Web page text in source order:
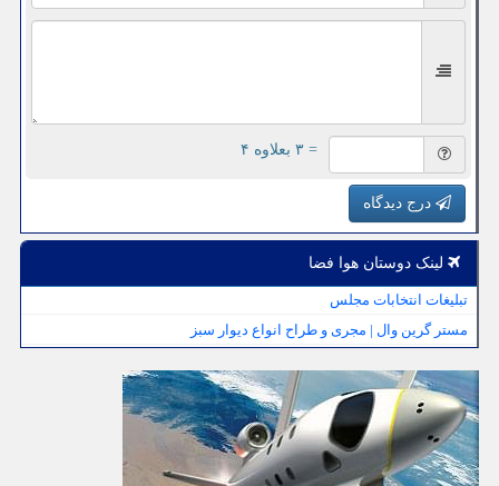
= ۳ بعلاوه ۴
درج دیدگاه
لینک دوستان هوا فضا
تبلیغات انتخابات مجلس
مستر گرین وال | مجری و طراح انواع دیوار سبز